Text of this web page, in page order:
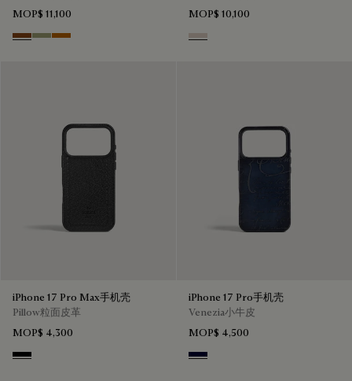
MOP$ 11,100
Cacao Intenso
Sandstorm
Arancio Vermiglio
MOP$ 10,100
Gris
iPhone 17 Pro Max手机壳
Pillow粒面皮革
MOP$ 4,300
Deep Black
iPhone 17 Pro手机壳
Venezia小牛皮
MOP$ 4,500
Nero Blu